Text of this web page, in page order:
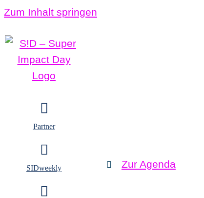
Zum Inhalt springen
Partner
SIDweekly Zur Agenda